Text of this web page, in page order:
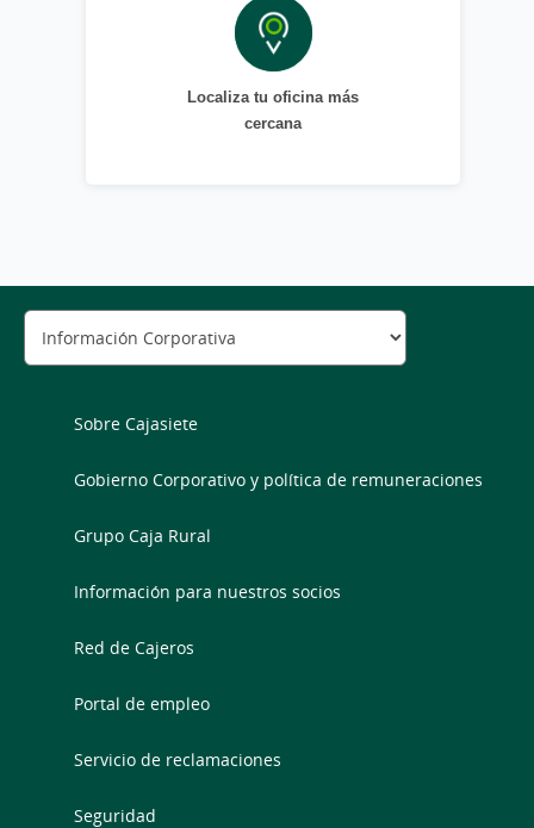
Localiza tu oficina más
cercana
Sobre Cajasiete
Gobierno Corporativo y política de remuneraciones
Grupo Caja Rural
Información para nuestros socios
Red de Cajeros
Portal de empleo
Servicio de reclamaciones
Seguridad